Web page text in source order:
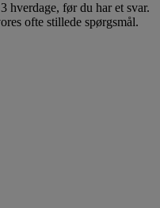
hverdage, før du har et svar.
ofte stillede spørgsmål.